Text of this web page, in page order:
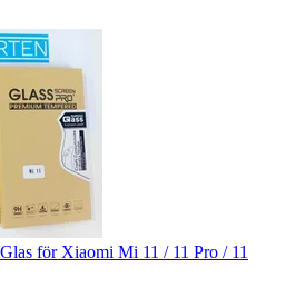
för Xiaomi Mi 11 / 11 Pro / 11